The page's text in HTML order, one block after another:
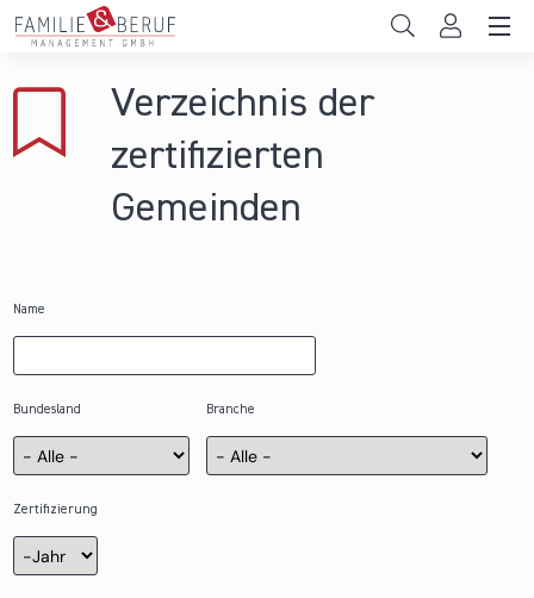
Direkt zum Inhalt
Gemeinden
Hochschulen
Verzeichnis der
zertifizierten
Gemeinden
Name
Bundesland Branche
Zertifizierung
Zertifizierung
Jahr